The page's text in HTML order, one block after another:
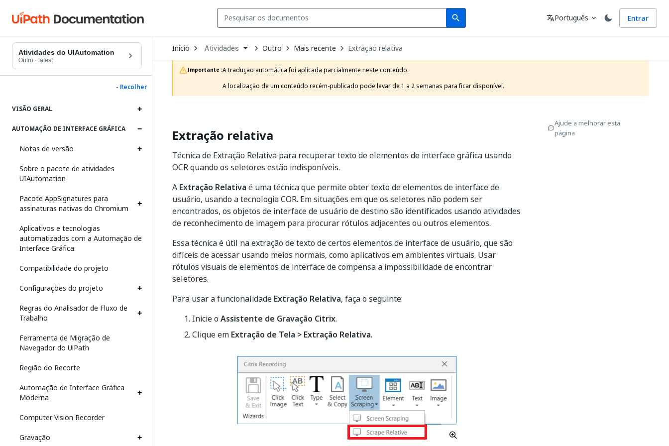
search
Search Idioma
translatePortuguês expand_more Entrar
Atividades do UIAutomation
Outro · latest
- Recolher
VISÃO GERAL
AUTOMAÇÃO DE INTERFACE GRÁFICA
Notas de versão
Sobre o pacote de atividades
UIAutomation
Pacote AppSignatures para
assinaturas nativas do Chromium
Aplicativos e tecnologias
automatizados com a Automação de
Interface Gráfica
Compatibilidade do projeto
Configurações do projeto
Regras do Analisador de Fluxo de
Trabalho
Ferramenta de Migração de
Navegador do UiPath
Região do Recorte
Automação de Interface Gráfica
Moderna
Computer Vision Recorder
Gravação
Início Open
Dropdown
to
choose
product
Atividades Outro Mais recente Extração relativa
Importante :A tradução automática foi aplicada parcialmente neste conteúdo.
A localização de um conteúdo recém-publicado pode levar de 1 a 2 semanas para ficar disponível.
Extração relativa
Técnica de Extração Relativa para recuperar texto de elementos de interface gráfica usando
OCR quando os seletores estão indisponíveis.
A Extração Relativa é uma técnica que permite obter texto de elementos de interface de
usuário, usando a tecnologia COR. Em situações em que os seletores não podem ser
encontrados, os objetos de interface de usuário de destino são identificados usando atividades
de reconhecimento de imagem para procurar rótulos adjacentes ou outros elementos.
Essa técnica é útil na extração de texto de certos elementos de interface de usuário, que são
difíceis de acessar usando meios normais, como aplicativos em ambientes virtuais. Usar
rótulos visuais de elementos de interface de compensa a impossibilidade de encontrar
seletores.
Para usar a funcionalidade Extração Relativa, faça o seguinte:
Inicie o Assistente de Gravação Citrix.
Clique em Extração de Tela > Extração Relativa.
Ajude a melhorar esta
página